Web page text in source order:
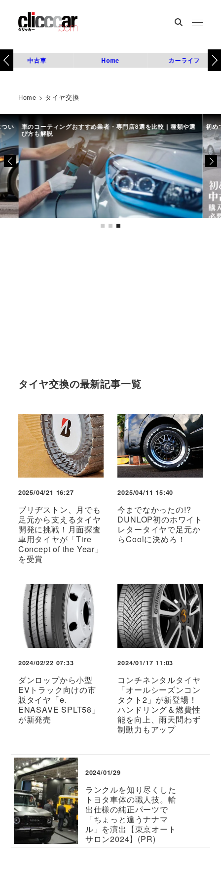
中古車 Home カーライフ
Home > タイヤ交換
い 車のコーティングおすすめ業者・専門店8選を比較｜種類や選
び方も解説
初め
タイヤ交換の最新記事一覧
2025/04/21 16:27
ブリヂストン、月でも
足元から支えるタイヤ
開発に挑戦！月面探査
車用タイヤが「Tire
Concept of the Year」
を受賞
2025/04/11 15:40
今までなかったの!?
DUNLOP初のホワイト
レタータイヤで足元か
らCoolに決めろ！
2024/02/22 07:33
ダンロップから小型
EVトラック向けの市
販タイヤ「e.
ENASAVE SPLT58」
が新発売
2024/01/17 11:03
コンチネンタルタイヤ
「オールシーズンコン
タクト2」が新登場！
ハンドリング＆燃費性
能を向上、雨天問わず
制動力もアップ
2024/01/29
ランクルを知り尽くした
トヨタ車体の職人技。輸
出仕様の純正パーツで
「ちょっと違うナナマ
ル」を演出【東京オート
サロン2024】(PR)